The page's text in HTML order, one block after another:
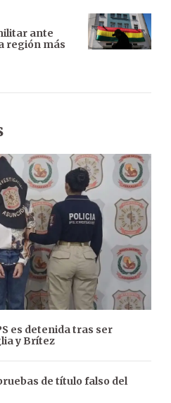
ante
región más
es detenida tras ser
y Brítez
de título falso del